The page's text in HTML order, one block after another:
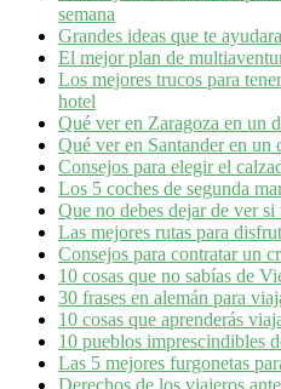
semana
Grandes ideas que te
El mejor plan de
Los mejores trucos para
hotel
Qué ver en Zaragoza en un
Qué ver en Santander en un
Consejos para elegir el
Los 5 coches de segunda
Que no debes dejar de ver
Las mejores rutas para
Consejos para contratar un
10 cosas que no sabías de
30 frases en alemán para
10 cosas que aprenderás
10 pueblos imprescindibles
Las 5 mejores furgonetas
Derechos de los viajeros